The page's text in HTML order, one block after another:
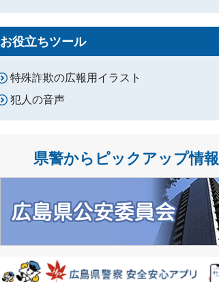
お役立ちツール
特殊詐欺の広報用イラスト
犯人の音声
県警からピックアップ情報